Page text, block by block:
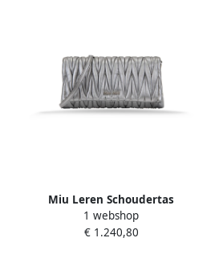
Miu Leren Schoudertas
Magnetische Knoop Gray Dames
1 webshop
€ 1.240,80